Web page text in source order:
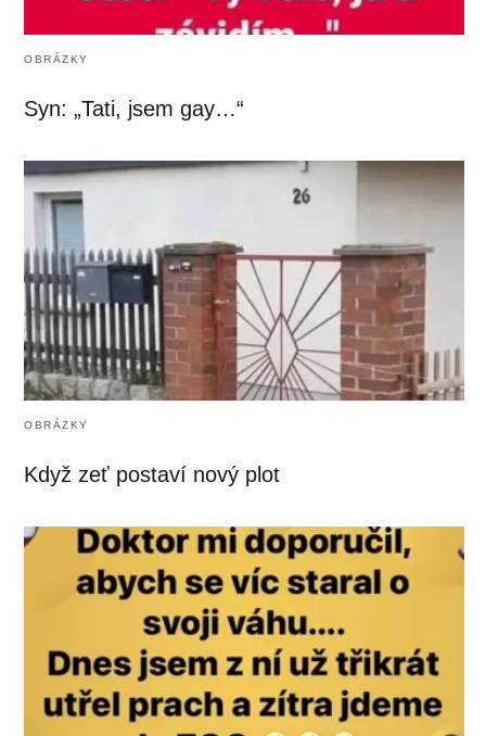
OBRÁZKY
Syn: „Tati, jsem gay…“
OBRÁZKY
Když zeť postaví nový plot